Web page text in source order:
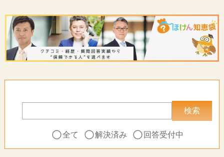
全て 解決済み 回答受付中